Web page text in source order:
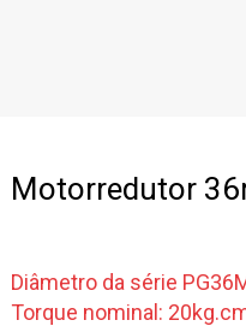
Motorredutor
Diâmetro da série
Torque nominal: